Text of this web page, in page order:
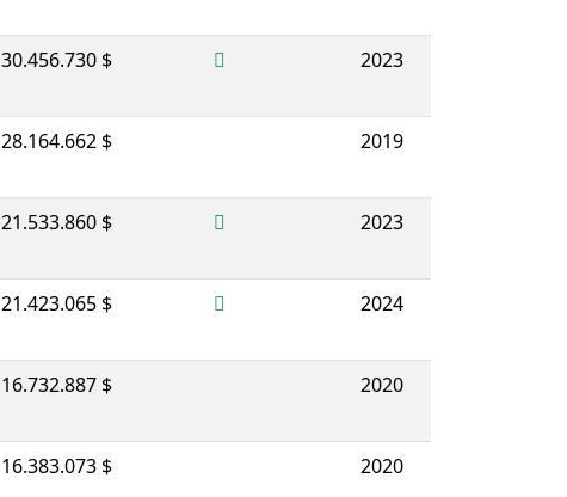
30.456.730 $ 2023
28.164.662 $ 2019
21.533.860 $ 2023
21.423.065 $ 2024
16.732.887 $ 2020
16.383.073 $ 2020